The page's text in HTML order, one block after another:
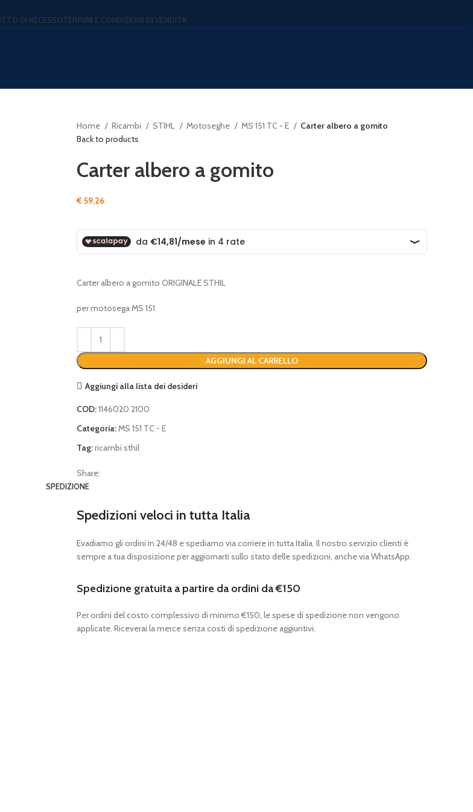
DI RECESSOTERMINI E CONDIZIONI DI VENDITA
Home Ricambi STIHL Motoseghe MS 151 TC - E
Carter albero a gomito
Back to products
Carter albero a gomito
€59,26
Carter albero a gomito ORIGINALE STHIL
per motosega MS 151
AGGIUNGI AL CARRELLO
Aggiungi alla lista dei desideri
COD:1146020 2100
Categoria:MS 151 TC - E
Tag:ricambi sthil
Share:
SPEDIZIONE
Spedizioni veloci in tutta Italia
Evadiamo gli ordini in 24/48 e spediamo via corriere in tutta Italia. Il nostro servizio clienti è
sempre a tua disposizione per aggiornarti sullo stato delle spedizioni, anche via WhatsApp.
Spedizione gratuita a partire da ordini da €150
Per ordini del costo complessivo di minimo €150, le spese di spedizione non vengono
applicate. Riceverai la merce senza costi di spedizione aggiuntivi.